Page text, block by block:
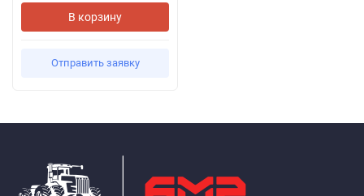
В корзину
Отправить заявку